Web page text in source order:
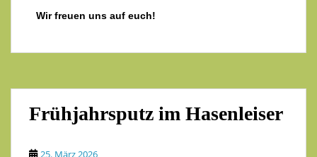
Wir freuen uns auf euch!
Frühjahrsputz im Hasenleiser
25. März 2026